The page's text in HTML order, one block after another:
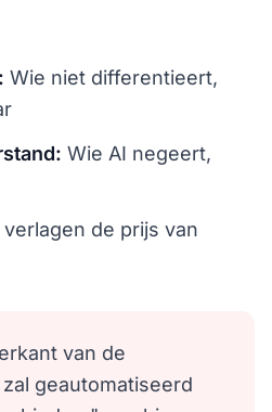
Wie niet differentieert,
Wie AI negeert,
de prijs van
van de
geautomatiseerd